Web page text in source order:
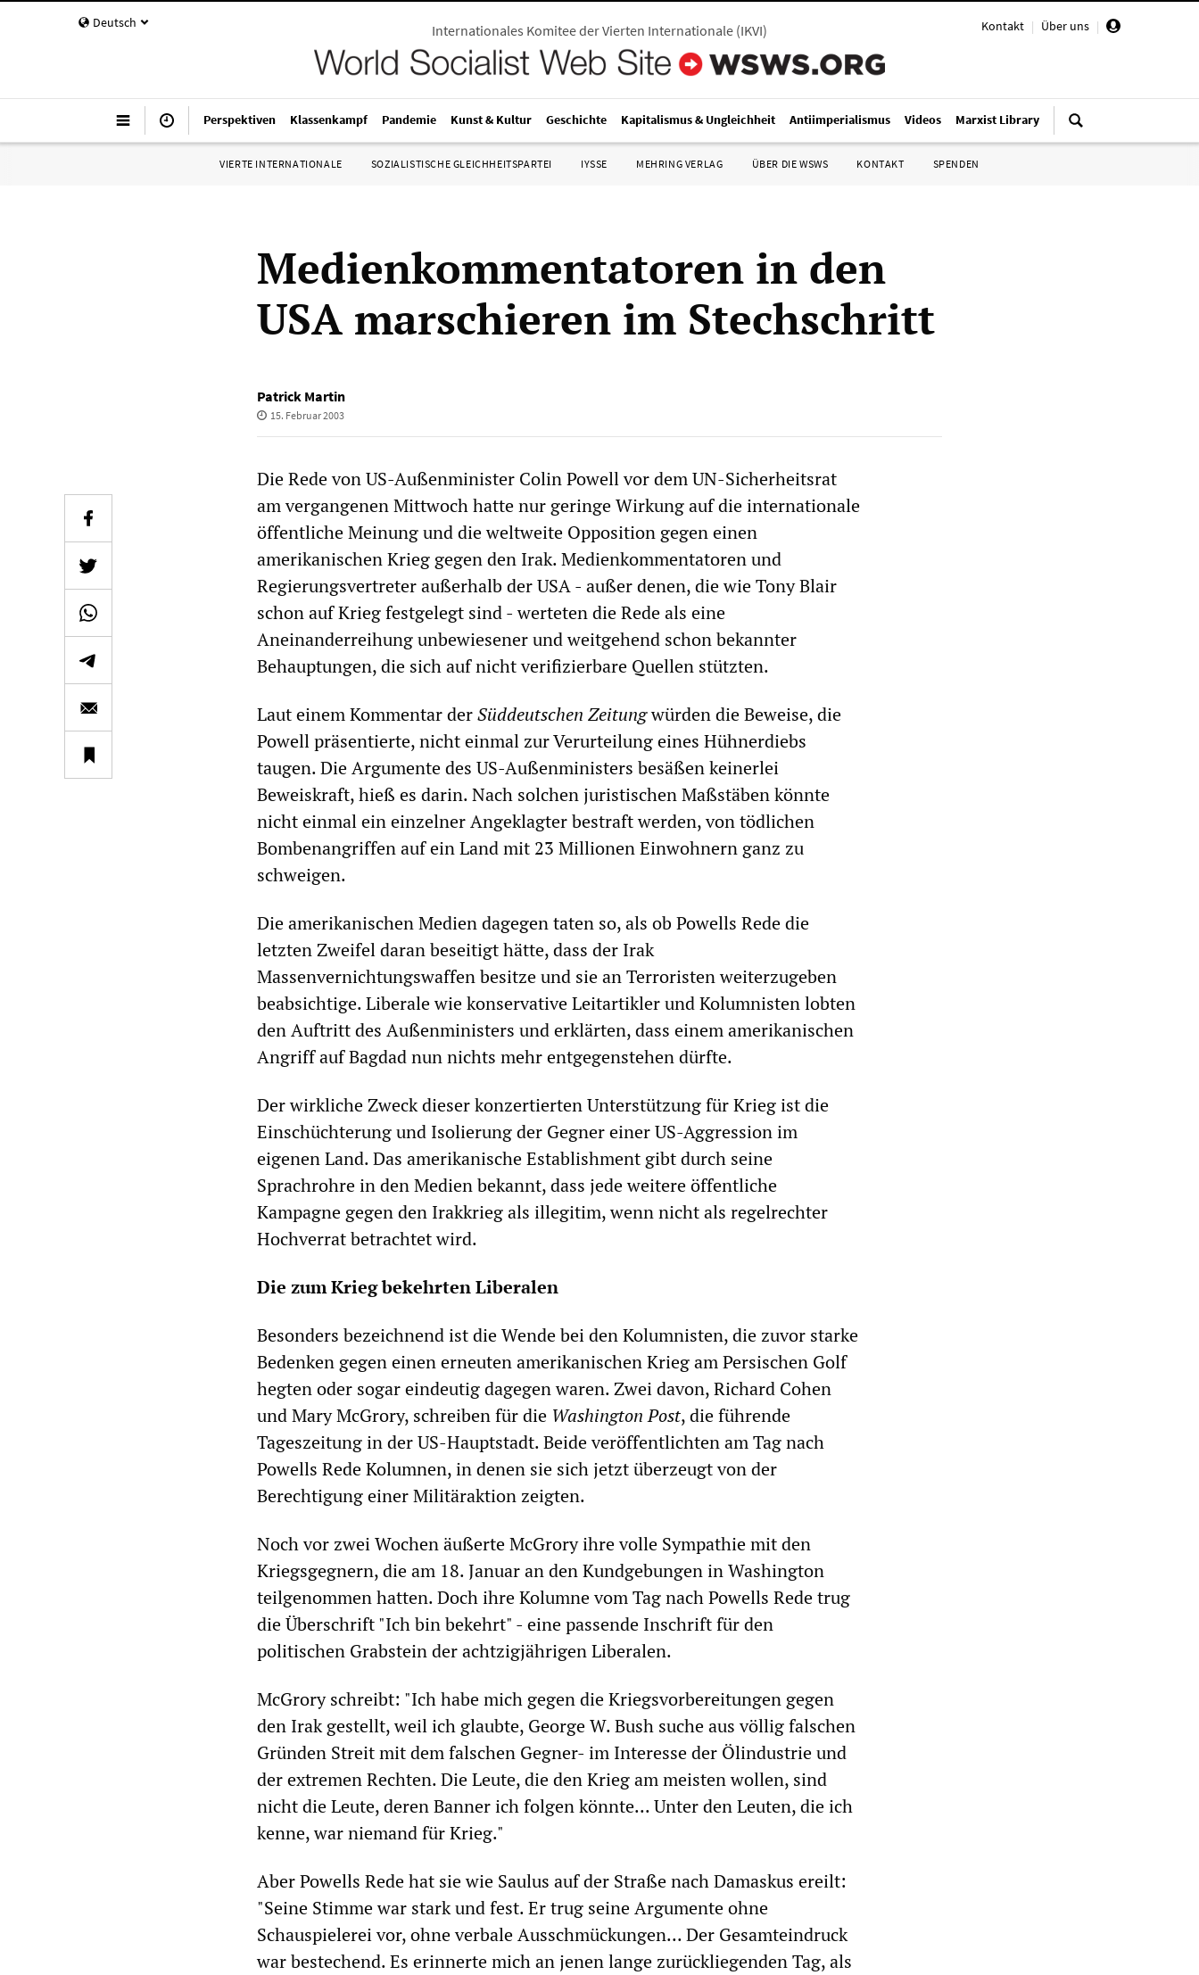
Deutsch Kontakt | Über uns |
Internationales Komitee der Vierten Internationale (IKVI)
Perspektiven Klassenkampf Pandemie Kunst & Kultur Geschichte Kapitalismus & Ungleichheit Antiimperialismus Videos Marxist Library
VIERTE INTERNATIONALE SOZIALISTISCHE GLEICHHEITSPARTEI IYSSE MEHRING VERLAG ÜBER DIE WSWS KONTAKT SPENDEN
Medienkommentatoren in den
USA marschieren im Stechschritt
Patrick Martin
15. Februar 2003
Die Rede von US-Außenminister Colin Powell vor dem UN-Sicherheitsrat
am vergangenen Mittwoch hatte nur geringe Wirkung auf die internationale
öffentliche Meinung und die weltweite Opposition gegen einen
amerikanischen Krieg gegen den Irak. Medienkommentatoren und
Regierungsvertreter außerhalb der USA - außer denen, die wie Tony Blair
schon auf Krieg festgelegt sind - werteten die Rede als eine
Aneinanderreihung unbewiesener und weitgehend schon bekannter
Behauptungen, die sich auf nicht verifizierbare Quellen stützten.
Laut einem Kommentar derSüddeutschen Zeitungwürden die Beweise, die
Powell präsentierte, nicht einmal zur Verurteilung eines Hühnerdiebs
taugen. Die Argumente des US-Außenministers besäßen keinerlei
Beweiskraft, hieß es darin. Nach solchen juristischen Maßstäben könnte
nicht einmal ein einzelner Angeklagter bestraft werden, von tödlichen
Bombenangriffen auf ein Land mit 23 Millionen Einwohnern ganz zu
schweigen.
Die amerikanischen Medien dagegen taten so, als ob Powells Rede die
letzten Zweifel daran beseitigt hätte, dass der Irak
Massenvernichtungswaffen besitze und sie an Terroristen weiterzugeben
beabsichtige. Liberale wie konservative Leitartikler und Kolumnisten lobten
den Auftritt des Außenministers und erklärten, dass einem amerikanischen
Angriff auf Bagdad nun nichts mehr entgegenstehen dürfte.
Der wirkliche Zweck dieser konzertierten Unterstützung für Krieg ist die
Einschüchterung und Isolierung der Gegner einer US-Aggression im
eigenen Land. Das amerikanische Establishment gibt durch seine
Sprachrohre in den Medien bekannt, dass jede weitere öffentliche
Kampagne gegen den Irakkrieg als illegitim, wenn nicht als regelrechter
Hochverrat betrachtet wird.
Die zum Krieg bekehrten Liberalen
Besonders bezeichnend ist die Wende bei den Kolumnisten, die zuvor starke
Bedenken gegen einen erneuten amerikanischen Krieg am Persischen Golf
hegten oder sogar eindeutig dagegen waren. Zwei davon, Richard Cohen
und Mary McGrory, schreiben für die Washington Post, die führende
Tageszeitung in der US-Hauptstadt. Beide veröffentlichten am Tag nach
Powells Rede Kolumnen, in denen sie sich jetzt überzeugt von der
Berechtigung einer Militäraktion zeigten.
Noch vor zwei Wochen äußerte McGrory ihre volle Sympathie mit den
Kriegsgegnern, die am 18. Januar an den Kundgebungen in Washington
teilgenommen hatten. Doch ihre Kolumne vom Tag nach Powells Rede trug
die Überschrift "Ich bin bekehrt" - eine passende Inschrift für den
politischen Grabstein der achtzigjährigen Liberalen.
McGrory schreibt: "Ich habe mich gegen die Kriegsvorbereitungen gegen
den Irak gestellt, weil ich glaubte, George W. Bush suche aus völlig falschen
Gründen Streit mit dem falschen Gegner- im Interesse der Ölindustrie und
der extremen Rechten. Die Leute, die den Krieg am meisten wollen, sind
nicht die Leute, deren Banner ich folgen könnte... Unter den Leuten, die ich
kenne, war niemand für Krieg."
Aber Powells Rede hat sie wie Saulus auf der Straße nach Damaskus ereilt:
"Seine Stimme war stark und fest. Er trug seine Argumente ohne
Schauspielerei vor, ohne verbale Ausschmückungen... Der Gesamteindruck
war bestechend. Es erinnerte mich an jenen lange zurückliegenden Tag, als